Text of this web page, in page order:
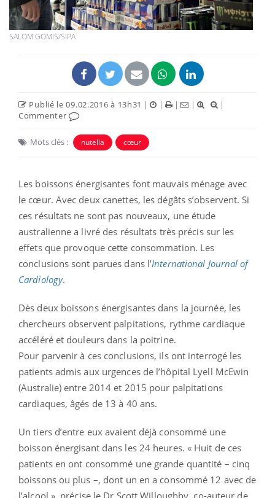
SALOM GOMIS/SIPA
Publié le 09.02.2016 à 13h31 | | | |
|
Commenter
Mots clés : nutella cœur
Les boissons énergisantes font mauvais ménage avec
le cœur. Avec deux canettes, les dégâts s’observent. Si
ces résultats ne sont pas nouveaux, une étude
australienne a livré des résultats très précis sur les
effets que provoque cette consommation. Les
conclusions sont parues dans l’International Journal of
Cardiology.
Dès deux boissons énergisantes dans la journée, les
chercheurs observent palpitations, rythme cardiaque
accéléré et douleurs dans la poitrine.
Pour parvenir à ces conclusions, ils ont interrogé les
patients admis aux urgences de l’hôpital Lyell McEwin
(Australie) entre 2014 et 2015 pour palpitations
cardiaques, âgés de 13 à 40 ans.
Un tiers d’entre eux avaient déjà consommé une
boisson énergisant dans les 24 heures. « Huit de ces
patients en ont consommé une grande quantité – cinq
boissons ou plus –, dont un en a consommé 12 avec de
l’alcool », précise le Dr Scott Willoughby, co-auteur de